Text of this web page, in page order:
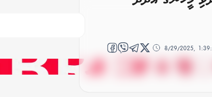
8/29/2025,